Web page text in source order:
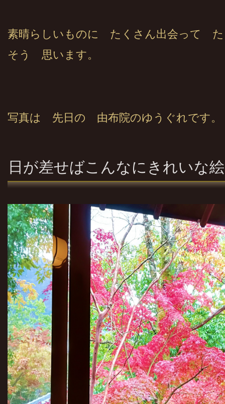
素晴らしいものに たくさん出会って た
そう 思います。
写真は 先日の 由布院のゆうぐれです。
日が差せばこんなにきれいな